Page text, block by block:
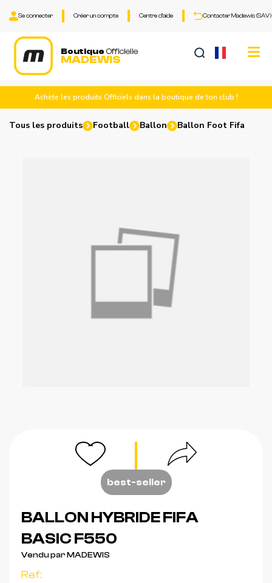
Centre d'aide Contacter Madewis (SAV)
Créer un compte
Se connecter
Boutique Officielle
MADEWIS
Achète les produits Officiels dans la boutique de ton club !
Tous les produits Football Ballon Ballon Foot Fifa
best-seller
BALLON HYBRIDE FIFA
BASIC F550
Vendu par MADEWIS
Ref: